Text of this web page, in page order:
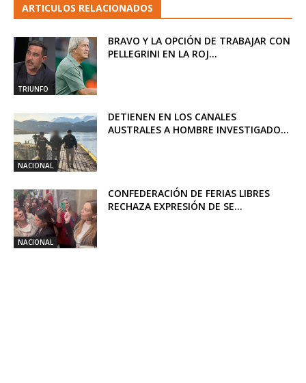
ARTICULOS RELACIONADOS
TRIUNFO
BRAVO Y LA OPCIÓN DE TRABAJAR CON
PELLEGRINI EN LA ROJ...
NACIONAL
DETIENEN EN LOS CANALES
AUSTRALES A HOMBRE INVESTIGADO...
NACIONAL
CONFEDERACIÓN DE FERIAS LIBRES
RECHAZA EXPRESIÓN DE SE...